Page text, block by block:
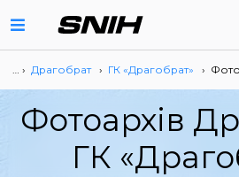
… › Драгобрат › ГК «Драгобрат» ›
Фотоархів
ГК